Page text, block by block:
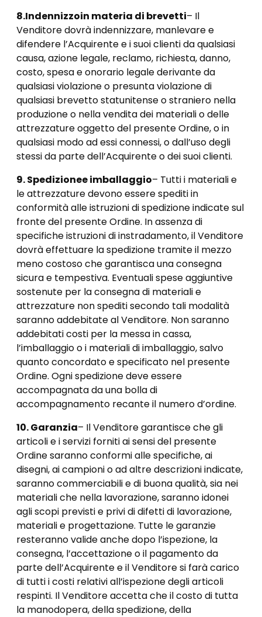
8.Indennizzoin materia di brevetti– Il
Venditore dovrà indennizzare, manlevare e
difendere l’Acquirente e i suoi clienti da qualsiasi
causa, azione legale, reclamo, richiesta, danno,
costo, spesa e onorario legale derivante da
qualsiasi violazione o presunta violazione di
qualsiasi brevetto statunitense o straniero nella
produzione o nella vendita dei materiali o delle
attrezzature oggetto del presente Ordine, o in
qualsiasi modo ad essi connessi, o dall’uso degli
stessi da parte dell’Acquirente o dei suoi clienti.
9. Spedizionee imballaggio– Tutti i materiali e
le attrezzature devono essere spediti in
conformità alle istruzioni di spedizione indicate sul
fronte del presente Ordine. In assenza di
specifiche istruzioni di instradamento, il Venditore
dovrà effettuare la spedizione tramite il mezzo
meno costoso che garantisca una consegna
sicura e tempestiva. Eventuali spese aggiuntive
sostenute per la consegna di materiali e
attrezzature non spediti secondo tali modalità
saranno addebitate al Venditore. Non saranno
addebitati costi per la messa in cassa,
l’imballaggio o i materiali di imballaggio, salvo
quanto concordato e specificato nel presente
Ordine. Ogni spedizione deve essere
accompagnata da una bolla di
accompagnamento recante il numero d’ordine.
10. Garanzia– Il Venditore garantisce che gli
articoli e i servizi forniti ai sensi del presente
Ordine saranno conformi alle specifiche, ai
disegni, ai campioni o ad altre descrizioni indicate,
saranno commerciabili e di buona qualità, sia nei
materiali che nella lavorazione, saranno idonei
agli scopi previsti e privi di difetti di lavorazione,
materiali e progettazione. Tutte le garanzie
resteranno valide anche dopo l’ispezione, la
consegna, l’accettazione o il pagamento da
parte dell’Acquirente e il Venditore si farà carico
di tutti i costi relativi all’ispezione degli articoli
respinti. Il Venditore accetta che il costo di tutta
la manodopera, della spedizione, della